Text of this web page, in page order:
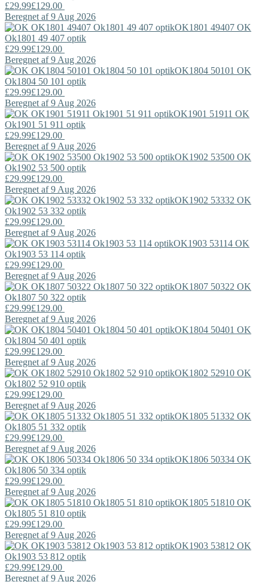
£29.99£129.00
Beregnet af 9 Aug 2026
OK1801 49407 OK
Ok1801 49 407 optik
£29.99£129.00
Beregnet af 9 Aug 2026
OK1804 50101 OK
Ok1804 50 101 optik
£29.99£129.00
Beregnet af 9 Aug 2026
OK1901 51911 OK
Ok1901 51 911 optik
£29.99£129.00
Beregnet af 9 Aug 2026
OK1902 53500 OK
Ok1902 53 500 optik
£29.99£129.00
Beregnet af 9 Aug 2026
OK1902 53332 OK
Ok1902 53 332 optik
£29.99£129.00
Beregnet af 9 Aug 2026
OK1903 53114 OK
Ok1903 53 114 optik
£29.99£129.00
Beregnet af 9 Aug 2026
OK1807 50322 OK
Ok1807 50 322 optik
£29.99£129.00
Beregnet af 9 Aug 2026
OK1804 50401 OK
Ok1804 50 401 optik
£29.99£129.00
Beregnet af 9 Aug 2026
OK1802 52910 OK
Ok1802 52 910 optik
£29.99£129.00
Beregnet af 9 Aug 2026
OK1805 51332 OK
Ok1805 51 332 optik
£29.99£129.00
Beregnet af 9 Aug 2026
OK1806 50334 OK
Ok1806 50 334 optik
£29.99£129.00
Beregnet af 9 Aug 2026
OK1805 51810 OK
Ok1805 51 810 optik
£29.99£129.00
Beregnet af 9 Aug 2026
OK1903 53812 OK
Ok1903 53 812 optik
£29.99£129.00
Beregnet af 9 Aug 2026